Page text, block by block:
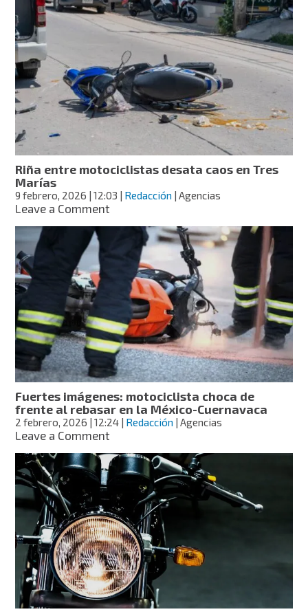
en
Oaxaca
a
mujer
que
arrastró
y
mató
a
motociclista
en
Iztapalapa
Riña entre motociclistas desata caos en Tres
Marías
9 febrero, 2026 | 12:03 | Redacción | Agencias
Leave a Commenton
motociclistas
desata
caos
Tres
Marías
Fuertes imágenes: motociclista choca de
frente al rebasar en la México-Cuernavaca
2 febrero, 2026 | 12:24 | Redacción | Agencias
Leave a Commenton
imágenes:
motociclista
choca
de
frente
al
rebasar
en
la
México-
Cuernavaca